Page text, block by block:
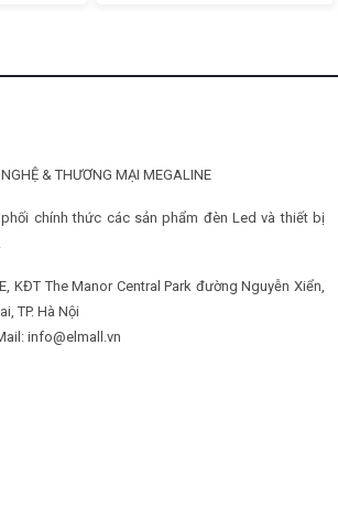
& THƯƠNG MẠI MEGALINE
chính thức các sản phẩm đèn Led và thiết bị
KĐT The Manor Central Park đường Nguyễn Xiển,
TP. Hà Nội
info@elmall.vn